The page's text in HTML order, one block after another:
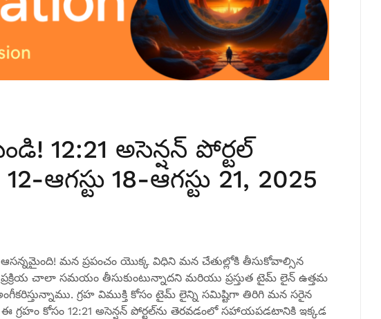
12:21 అసెన్షన్ పోర్టల్
ఆగస్టు 18-ఆగస్టు 21, 2025
మన ప్రపంచం యొక్క విధిని మన చేతుల్లోకి తీసుకోవాల్సిన
చాలా సమయం తీసుకుంటున్నాదని మరియు ప్రస్తుత టైమ్ లైన్ ఉత్తమ
గ్రహ విముక్తి కోసం టైమ్ లైన్ని సమిష్టిగా తిరిగి మన సరైన
కోసం 12:21 అసెన్షన్ పోర్టల్‌ను తెరవడంలో సహాయపడటానికి ఇక్కడ